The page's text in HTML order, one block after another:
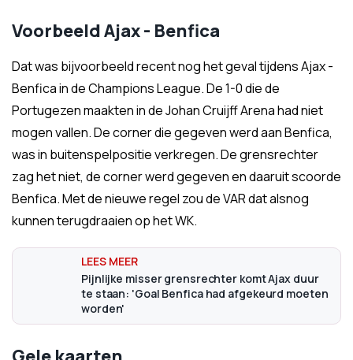
Voorbeeld Ajax - Benfica
Dat was bijvoorbeeld recent nog het geval tijdens Ajax -
Benfica in de Champions League. De 1-0 die de
Portugezen maakten in de Johan Cruijff Arena had niet
mogen vallen. De corner die gegeven werd aan Benfica,
was in buitenspelpositie verkregen. De grensrechter
zag het niet, de corner werd gegeven en daaruit scoorde
Benfica. Met de nieuwe regel zou de VAR dat alsnog
kunnen terugdraaien op het WK.
Pijnlijke misser grensrechter komt Ajax duur
te staan: 'Goal Benfica had afgekeurd moeten
worden'